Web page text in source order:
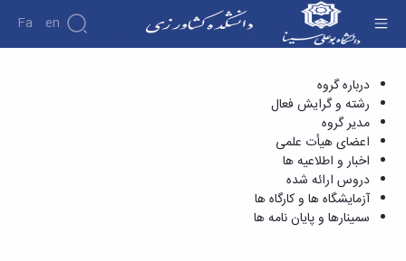
Fa En
دروس ارائه شده - دانشکده کشاورزی
درباره گروه
رشته و گرایش فعال
مدیر گروه
اعضای هیأت علمی
اخبار و اطلاعیه ها
دروس ارائه شده
آزمایشگاه ها و کارگاه ها
سمینارها و پایان نامه ها